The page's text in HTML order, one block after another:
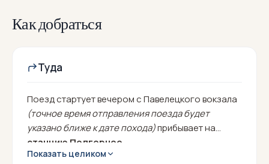
Как добраться
Туда
Поезд стартует вечером с Павелецкого вокзала
(точное время отправления поезда будет
указано ближе к дате похода)прибывает на
станцию Подгорное.
Рекомендованные поезда:
Показать целиком